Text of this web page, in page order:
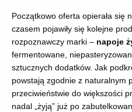
Początkowo oferta opierała się
czasem pojawiły się kolejne
rozpoznawczy marki – napoje
fermentowane,
sztucznych dodatków. Jak
powstają zgodnie z naturalnym
przeciwieństwie do większości
nadal „żyją” już po